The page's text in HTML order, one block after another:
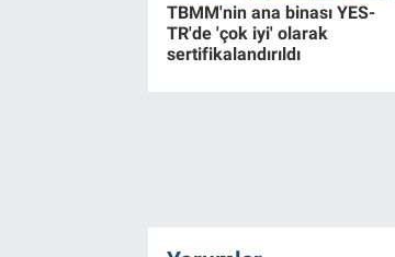
TBMM'nin ana binası YES-
TR'de 'çok iyi' olarak
sertifikalandırıldı